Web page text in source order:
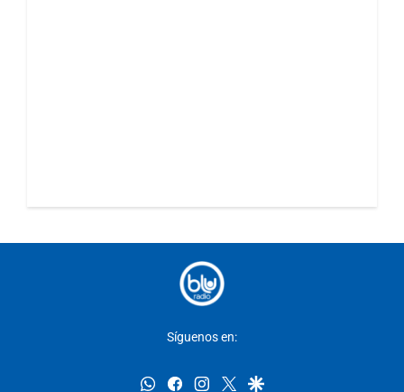
Síguenos en:
whatsappfacebookinstagram
twittergoogle